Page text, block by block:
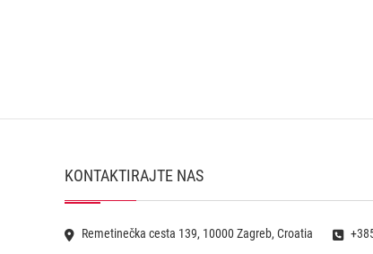
KONTAKTIRAJTE NAS
Remetinečka cesta 139, 10000 Zagreb, Croatia